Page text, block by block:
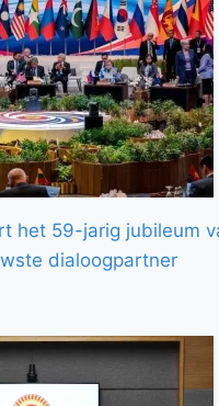
het 59-jarig jubileum
dialoogpartner